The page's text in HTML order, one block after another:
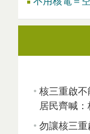
核三重啟
居民齊喊
勿讓核三重